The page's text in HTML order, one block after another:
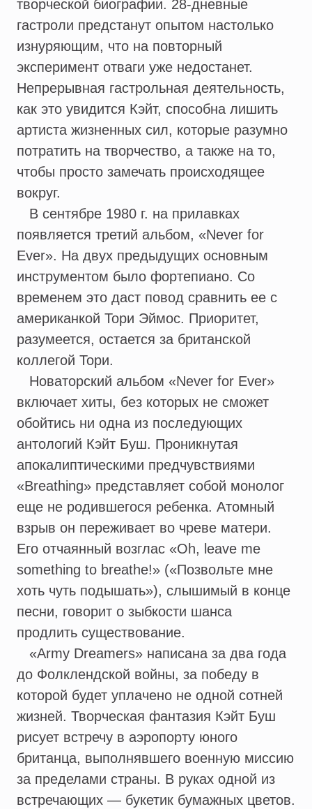
творческой биографии. 28-дневные
гастроли предстанут опытом настолько
изнуряющим, что на повторный
эксперимент отваги уже недостанет.
Непрерывная гастрольная деятельность,
как это увидится Кэйт, способна лишить
артиста жизненных сил, которые разумно
потратить на творчество, а также на то,
чтобы просто замечать происходящее
вокруг.
В сентябре 1980 г. на прилавках
появляется третий альбом, «Never for
Ever». На двух предыдущих основным
инструментом было фортепиано. Со
временем это даст повод сравнить ее с
американкой Тори Эймос. Приоритет,
разумеется, остается за британской
коллегой Тори.
Новаторский альбом «Never for Ever»
включает хиты, без которых не сможет
обойтись ни одна из последующих
антологий Кэйт Буш. Проникнутая
апокалиптическими предчувствиями
«Breathing» представляет собой монолог
еще не родившегося ребенка. Атомный
взрыв он переживает во чреве матери.
Его отчаянный возглас «Oh, leave me
something to breathe!» («Позвольте мне
хоть чуть подышать»), слышимый в конце
песни, говорит о зыбкости шанса
продлить существование.
«Army Dreamers» написана за два года
до Фолклендской войны, за победу в
которой будет уплачено не одной сотней
жизней. Творческая фантазия Кэйт Буш
рисует встречу в аэропорту юного
британца, выполнявшего военную миссию
за пределами страны. В руках одной из
встречающих — букетик бумажных цветов.